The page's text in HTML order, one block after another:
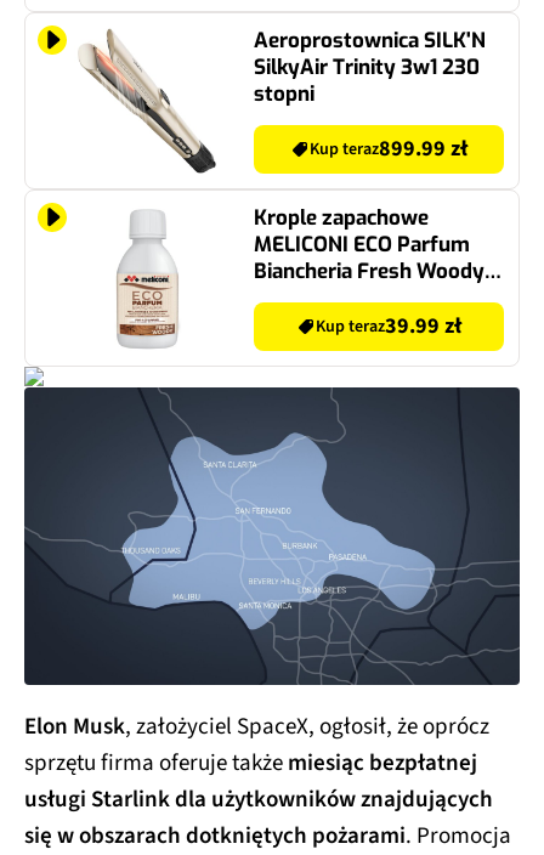
Aeroprostownica SILK'N
SilkyAir Trinity 3w1 230
stopni
Kup teraz899.99 zł
Krople zapachowe
MELICONI ECO Parfum
Biancheria Fresh Woody
250 ml
Kup teraz39.99 zł
Elon Musk, założyciel SpaceX, ogłosił, że oprócz
sprzętu firma oferuje takżemiesiąc bezpłatnej
usługi Starlink dla użytkowników znajdujących
się w obszarach dotkniętych pożarami. Promocja